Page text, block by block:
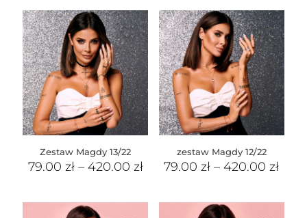
Zestaw Magdy 13/22
79.00 zł– 420.00 zł
zestaw Magdy 12/22
79.00zł –420.00zł